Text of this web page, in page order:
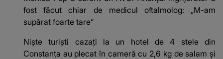
fost făcut chiar de medicul oftalmolog: „M-am
supărat foarte tare”
Niște turiști cazați la un hotel de 4 stele din
Constanța au plecat în cameră cu 2,6 kg de salam și